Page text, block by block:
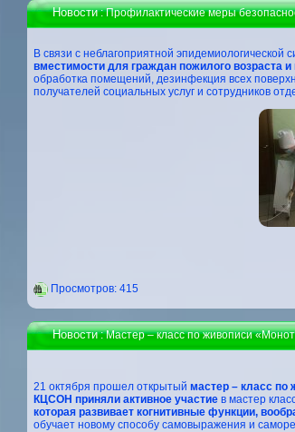
Новости: Профилактические меры
В связи с неблагоприятной эпидемиологической
вместимости для граждан пожилого возраста
обработка помещений, дезинфекция всех
получателей социальных услуг и сотрудников
Проcмотров: 415
Новости: Мастер – класс по живописи
21 октября прошел открытый мастер – класс по
КЦСОН приняли активное участиев мастер
которая развивает когнитивные функции,
обучает новому способу самовыражения и